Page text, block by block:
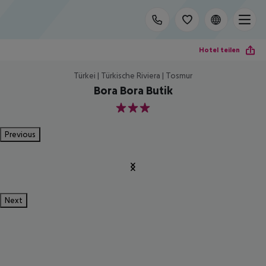
Hotel teilen
Türkei | Türkische Riviera | Tosmur
Bora Bora Butik
3
Previous
Next